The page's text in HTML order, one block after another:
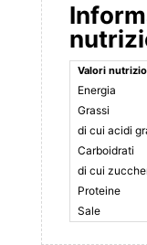
Valori
Energia
Grassi
di cui acidi
Carboidrati
di cui
Proteine
Sale